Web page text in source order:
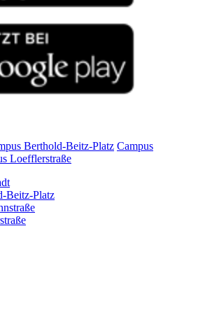
Berthold-Beitz-Platz Campus
Loefflerstraße
Beitz-Platz